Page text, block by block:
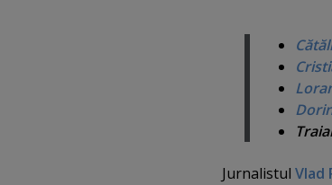
Jurnalistul Vlad